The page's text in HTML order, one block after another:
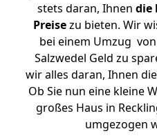
stets daran, Ihnen die
Preisezu bieten. Wir
bei einem Umzug
Salzwedel Geld zu
wir alles daran, Ihnen
Ob Sie nun eine kleine
großes Haus in
umgezogen